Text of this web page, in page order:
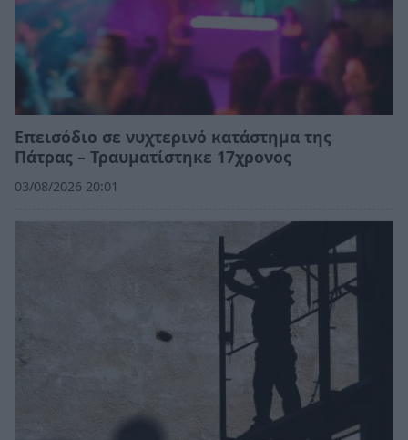
Επεισόδιο σε νυχτερινό κατάστημα της
Πάτρας – Τραυματίστηκε 17χρονος
03/08/2026 20:01